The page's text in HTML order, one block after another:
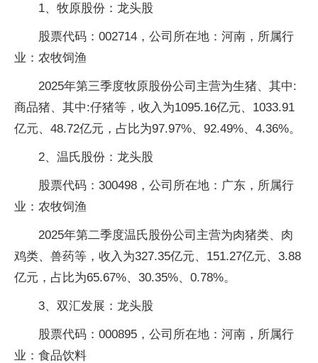
1、牧原股份：龙头股
股票代码：002714，公司所在地：河南，所属行
业：农牧饲渔
2025年第三季度牧原股份公司主营为生猪、其中:
商品猪、其中:仔猪等，收入为1095.16亿元、1033.91
亿元、48.72亿元，占比为97.97%、92.49%、4.36%。
2、温氏股份：龙头股
股票代码：300498，公司所在地：广东，所属行
业：农牧饲渔
2025年第二季度温氏股份公司主营为肉猪类、肉
鸡类、兽药等，收入为327.35亿元、151.27亿元、3.88
亿元，占比为65.67%、30.35%、0.78%。
3、双汇发展：龙头股
股票代码：000895，公司所在地：河南，所属行
业：食品饮料